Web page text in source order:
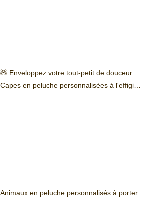
🧸 Enveloppez votre tout-petit de douceur :
Capes en peluche personnalisées à l'effigie
Animaux en peluche personnalisés à porter